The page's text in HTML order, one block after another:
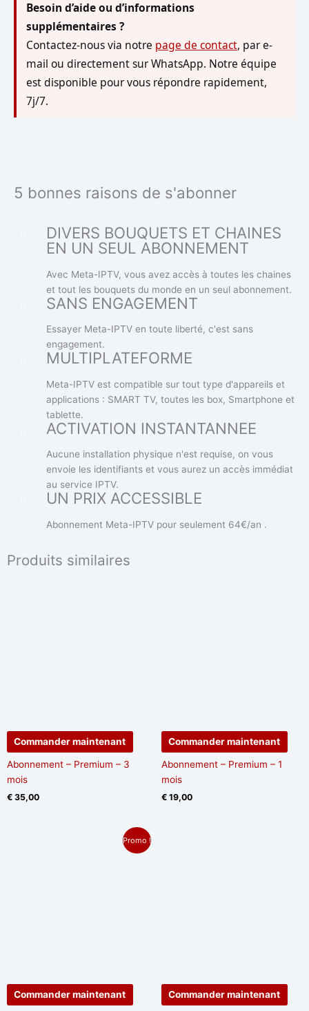
Besoin d’aide ou d’informations
supplémentaires ?
Contactez-nous via notre page de contact, par e-
mail ou directement sur WhatsApp. Notre équipe
est disponible pour vous répondre rapidement,
7j/7.
5 bonnes raisons de s'abonner
DIVERS BOUQUETS ET CHAINES
EN UN SEUL ABONNEMENT
Avec Meta-IPTV, vous avez accès à toutes les chaines
et tout les bouquets du monde en un seul abonnement.
SANS ENGAGEMENT
Essayer Meta-IPTV en toute liberté, c'est sans
engagement.
MULTIPLATEFORME
Meta-IPTV est compatible sur tout type d'appareils et
applications : SMART TV, toutes les box, Smartphone et
tablette.
ACTIVATION INSTANTANNEE
Aucune installation physique n'est requise, on vous
envoie les identifiants et vous aurez un accès immédiat
au service IPTV.
UN PRIX ACCESSIBLE
Abonnement Meta-IPTV pour seulement 64€/an .
Produits similaires
Commander maintenant
Abonnement – Premium – 3
mois
€ 35,00
Commander maintenant
Abonnement – Premium – 1
mois
€ 19,00
Promo !
Commander maintenant Commander maintenant